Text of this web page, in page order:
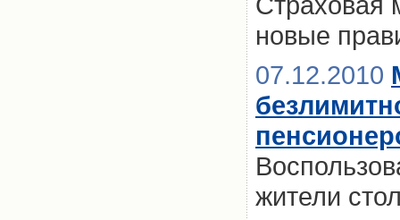
новые
07.12.2010
жители